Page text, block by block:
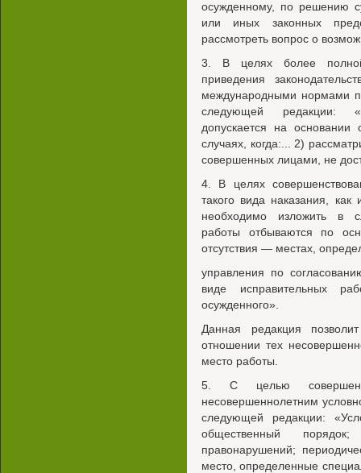
осужденному, по решению
или иных законных
рассмотреть вопрос о
3. В целях более
приведения
международными нормами
следующей редакции:
допускается на
случаях, когда:... 2)
совершенных лицами, не
4. В целях
такого вида наказания,
необходимо изложить в
работы отбываются по
отсутствия — местах,
управления по
виде исправительных
осужденного».
Данная редакция
отношении тех
место работы.
5. С целью
несовершеннолетним
следующей редакции:
общественный
правонарушений;
место, определенные